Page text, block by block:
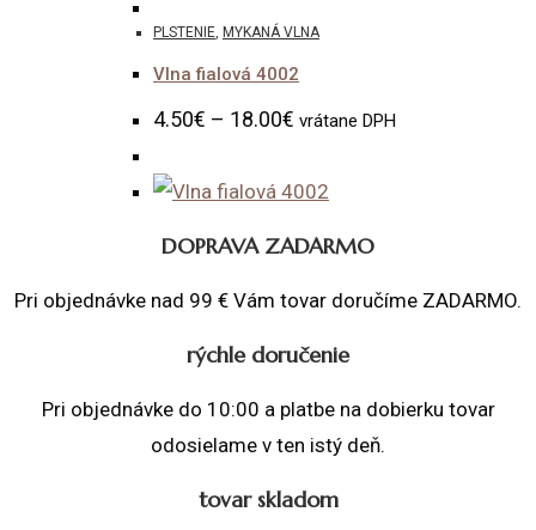
PLSTENIE, MYKANÁ VLNA
Vlna fialová 4002
4.50€ – 18.00€ vrátane DPH
DOPRAVA ZADARMO
Pri objednávke nad 99 € Vám tovar doručíme ZADARMO.
rýchle doručenie
Pri objednávke do 10:00 a platbe na dobierku tovar
odosielame v ten istý deň.
tovar skladom